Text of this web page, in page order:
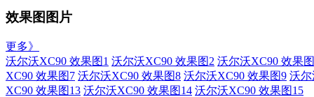
效果图图片
更多》
沃尔沃XC90 效果图1 沃尔沃XC90 效果图2 沃尔沃XC90 效果
XC90 效果图7 沃尔沃XC90 效果图8 沃尔沃XC90 效果图9 沃尔
XC90 效果图13 沃尔沃XC90 效果图14 沃尔沃XC90 效果图15